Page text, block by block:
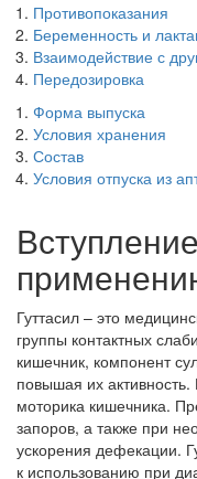
Противопоказания
Беременность и
Взаимодействие с
Передозировка
Форма выпуска
Условия хранения
Состав
Условия отпуска из
Гуттасил – это
группы контактных
кишечник, компонент
повышая их активность.
моторика кишечника.
запоров, а также при
ускорения дефекации.
к использованию при